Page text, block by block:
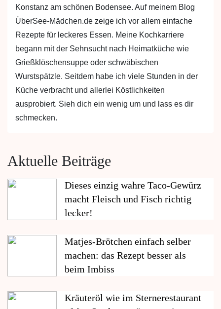
Konstanz am schönen Bodensee. Auf meinem Blog
ÜberSee-Mädchen.de zeige ich vor allem einfache
Rezepte für leckeres Essen. Meine Kochkarriere
begann mit der Sehnsucht nach Heimatküche wie
Grießklöschensuppe oder schwäbischen
Wurstspätzle. Seitdem habe ich viele Stunden in der
Küche verbracht und allerlei Köstlichkeiten
ausprobiert. Sieh dich ein wenig um und lass es dir
schmecken.
Aktuelle Beiträge
Dieses einzig wahre Taco-Gewürz
macht Fleisch und Fisch richtig
lecker!
Matjes-Brötchen einfach selber
machen: das Rezept besser als
beim Imbiss
Kräuteröl wie im Sternerestaurant